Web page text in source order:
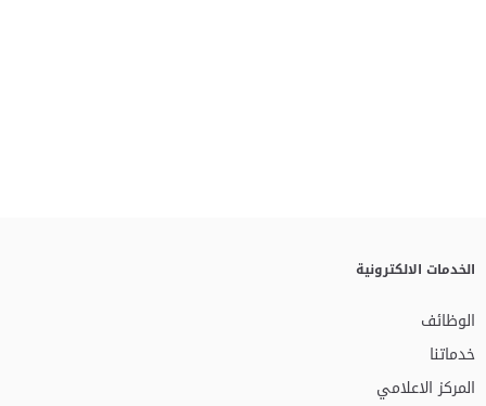
الخدمات الالكترونية
الوظائف
خدماتنا
المركز الاعلامي